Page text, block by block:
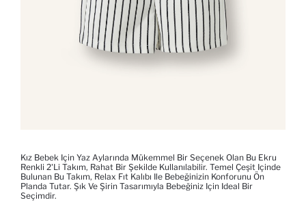
Kız Bebek Için Yaz Aylarında Mükemmel Bir Seçenek Olan Bu Ekru
Renkli 2'li Takım, Rahat Bir Şekilde Kullanılabilir. Temel Çeşit Içinde
Bulunan Bu Takım, Relax Fıt Kalıbı Ile Bebeğinizin Konforunu Ön
Planda Tutar. Şık Ve Şirin Tasarımıyla Bebeğiniz Için Ideal Bir
Seçimdir.